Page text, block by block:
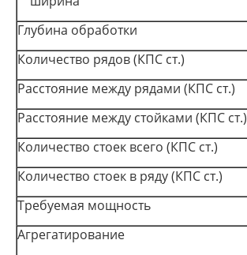
Глубина обработки
Количество рядов (КПС ст.)
Расстояние между рядами (КПС ст.)
Расстояние между стойками (КПС ст.)
Количество стоек всего (КПС ст.)
Количество стоек в ряду (КПС ст.)
Требуемая мощность
Агрегатирование